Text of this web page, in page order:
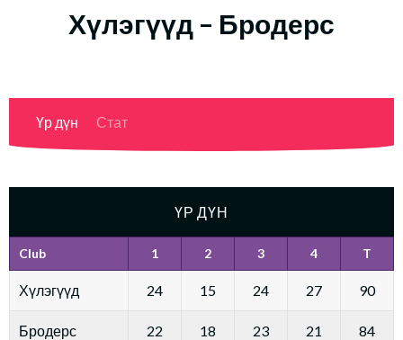
Хүлэгүүд – Бродерс
Үр дүн Стат
ҮР ДҮН
Club 1 2 3 4 T
Хүлэгүүд 24 15 24 27 90
Бродерс 22 18 23 21 84